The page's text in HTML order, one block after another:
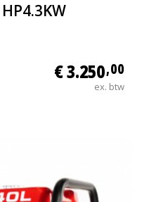
€ 3.250,00
ex. btw